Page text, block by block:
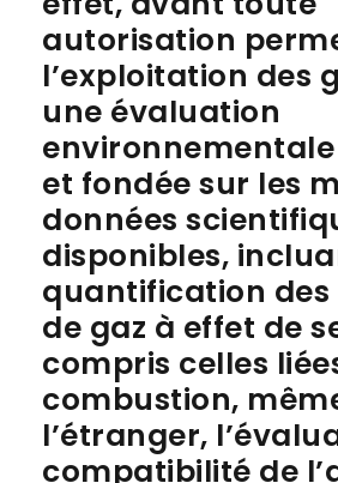
autorisation
l’exploitation des
une évaluation
et fondée sur les
données
disponibles,
quantification des
de gaz à effet de
compris celles
combustion,
l’étranger,
compatibilité de